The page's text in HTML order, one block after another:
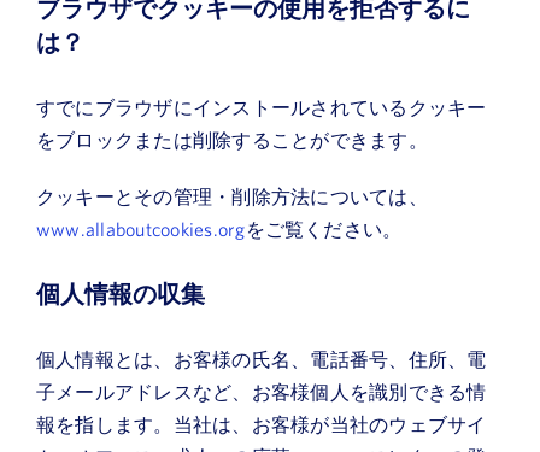
ブラウザでクッキーの使用を拒否するに
は？
すでにブラウザにインストールされているクッキー
をブロックまたは削除することができます。
クッキーとその管理・削除方法については、
www.allaboutcookies.orgをご覧ください。
個人情報の収集
個人情報とは、お客様の氏名、電話番号、住所、電
子メールアドレスなど、お客様個人を識別できる情
報を指します。当社は、お客様が当社のウェブサイ